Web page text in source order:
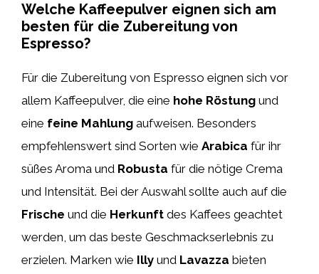
Welche Kaffeepulver eignen sich am
besten für die Zubereitung von
Espresso?
Für die Zubereitung von Espresso eignen sich vor
allem Kaffeepulver, die eine hohe Röstung und
eine feine Mahlung aufweisen. Besonders
empfehlenswert sind Sorten wie Arabica für ihr
süßes Aroma und Robusta für die nötige Crema
und Intensität. Bei der Auswahl sollte auch auf die
Frische und die Herkunft des Kaffees geachtet
werden, um das beste Geschmackserlebnis zu
erzielen. Marken wie Illy und Lavazza bieten